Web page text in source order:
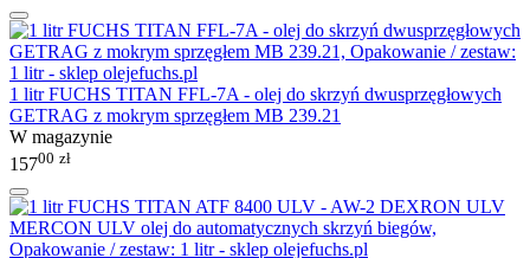
1 litr FUCHS TITAN FFL-7A - olej do skrzyń dwusprzęgłowych
GETRAG z mokrym sprzęgłem MB 239.21
W magazynie
15700 zł